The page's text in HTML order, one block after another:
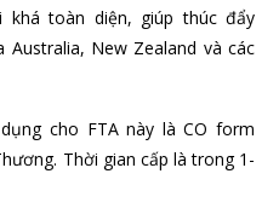
toàn diện, giúp thúc đẩy
New Zealand và các
cho FTA này là CO form
Thời gian cấp là trong 1-